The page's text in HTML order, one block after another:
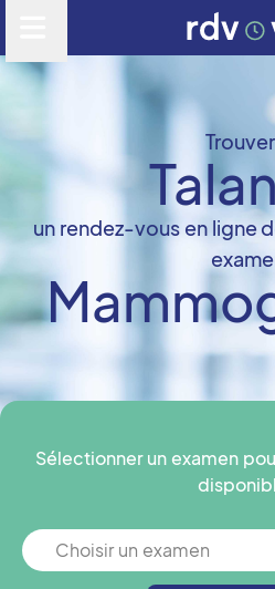
un rendez-vous en ligne
Sélectionner un examen
Choisir un examen